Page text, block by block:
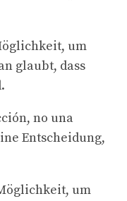
um
glaubt, dass
no una
Entscheidung,
um